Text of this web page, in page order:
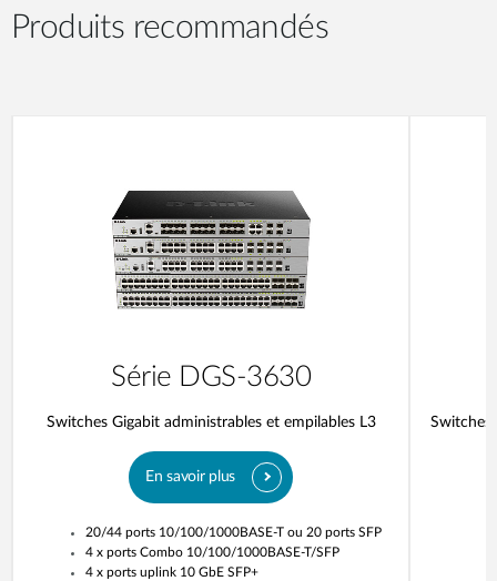
Produits recommandés
Série DGS-3630
Switches Gigabit administrables et empilables L3
En savoir plus
20/44 ports 10/100/1000BASE-T ou 20 ports SFP
4 x ports Combo 10/100/1000BASE-T/SFP
4 x ports uplink 10 GbE SFP+
Switches